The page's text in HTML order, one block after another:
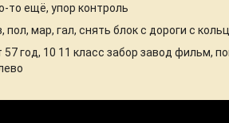
то ещё, упор контроль
пол, мар, гал, снять блок с дороги с
57 год, 10 11 класс забор завод фильм,